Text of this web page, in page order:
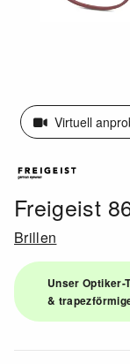
Virtuell
Freigeist
Brillen
Unser Optiker-
&